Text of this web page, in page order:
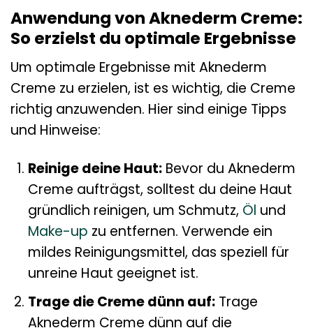
Anwendung von Aknederm Creme:
So erzielst du optimale Ergebnisse
Um optimale Ergebnisse mit Aknederm
Creme zu erzielen, ist es wichtig, die Creme
richtig anzuwenden. Hier sind einige Tipps
und Hinweise:
Reinige deine Haut:Bevor du Aknederm
Creme aufträgst, solltest du deine Haut
gründlich reinigen, um Schmutz, Öl und
Make-up zu entfernen. Verwende ein
mildes Reinigungsmittel, das speziell für
unreine Haut geeignet ist.
Trage die Creme dünn auf:Trage
Aknederm Creme dünn auf die